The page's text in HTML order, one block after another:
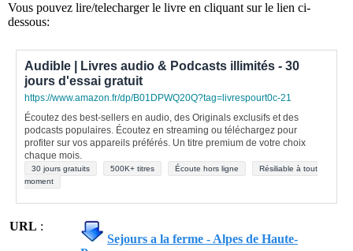
Vous pouvez lire/telecharger le livre en cliquant sur le lien ci-
dessous:
Audible | Livres audio & Podcasts illimités - 30
jours d'essai gratuit
https://www.amazon.fr/dp/B01DPWQ20Q?tag=livrespourt0c-21
Écoutez des best-sellers en audio, des Originals exclusifs et des
podcasts populaires. Écoutez en streaming ou téléchargez pour
profiter sur vos appareils préférés. Un titre premium de votre choix
chaque mois.
30 jours gratuits 500K+ titres Écoute hors ligne
Résiliable à tout
moment
URL :
Sejours a la ferme - Alpes de Haute-